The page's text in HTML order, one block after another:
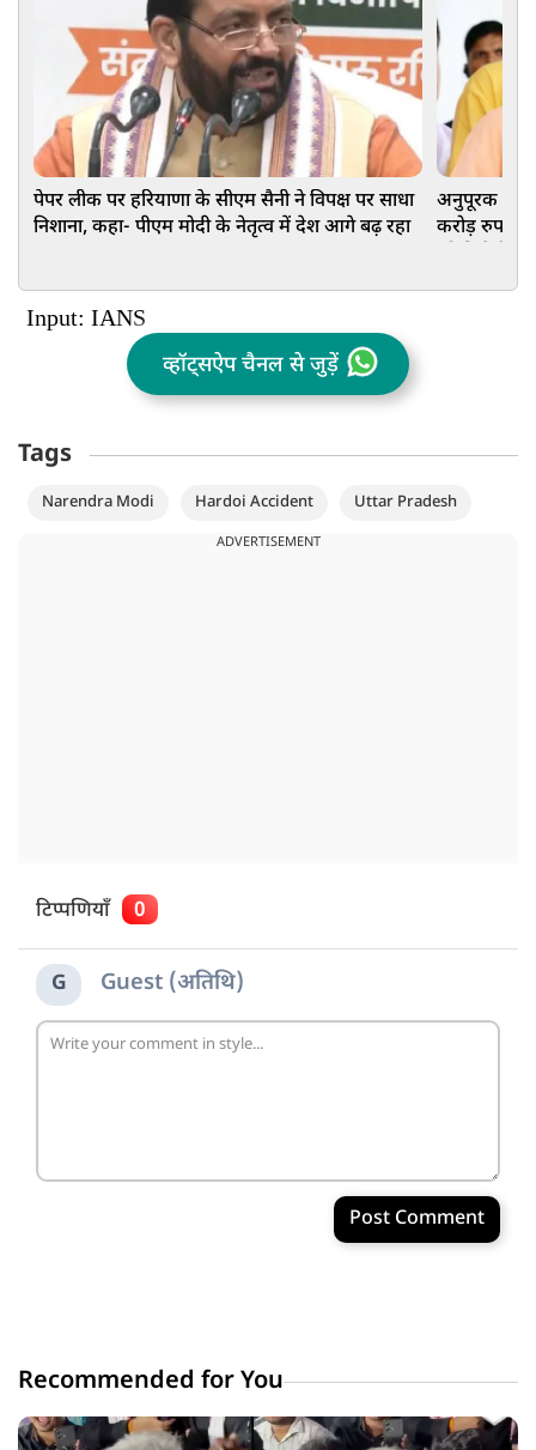
पेपर लीक पर हरियाणा के सीएम सैनी ने विपक्ष पर साधा
निशाना, कहा- पीएम मोदी के नेतृत्व में देश आगे बढ़ रहा
अनुपूरक बजट
करोड़ रुपये
Input: IANS
व्हॉट्सऐप चैनल से जुड़ें
Tags
Narendra Modi Hardoi Accident Uttar Pradesh
ADVERTISEMENT
टिप्पणियाँ 0
G Guest (अतिथि)
Post Comment
Recommended for You